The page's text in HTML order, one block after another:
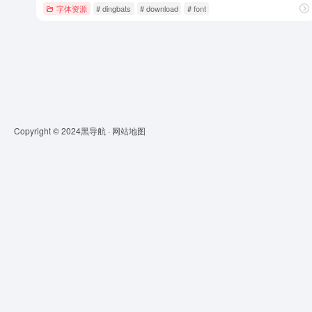
字体资源 # dingbats # download # font
Copyright © 2024黑导航 · 网站地图